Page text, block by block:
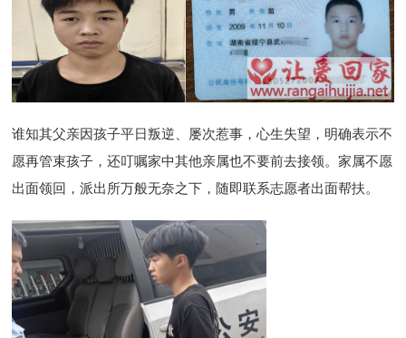
谁知其父亲因孩子平日叛逆、屡次惹事，心生失望，明确表示不
愿再管束孩子，还叮嘱家中其他亲属也不要前去接领。家属不愿
出面领回，派出所万般无奈之下，随即联系志愿者出面帮扶。